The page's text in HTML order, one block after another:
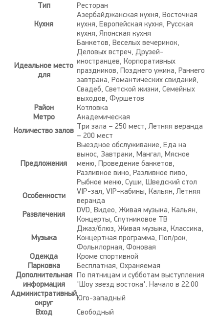
Тип
Ресторан
Кухня
Азербайджанская кухня, Восточная
кухня, Европейская кухня, Русская
кухня, Японская кухня
Идеальное место
для
Банкетов, Веселых вечеринок,
Деловых встреч, Друзей-
иностранцев, Корпоративных
праздников, Позднего ужина, Раннего
завтрака, Романтических свиданий,
Свадеб, Светской жизни, Семейных
выходов, Фуршетов
Район
Котловка
Метро
Академическая
Количество залов Три зала – 250 мест, Летняя веранда
– 200 мест
Предложения
Выездное обслуживание, Еда на
вынос, Завтраки, Мангал, Мясное
меню, Проведение банкетов,
Разливное вино, Разливное пиво,
Рыбное меню, Суши, Шведский стол
Особенности
VIP-зал, VIP-кабины, Кальян, Летняя
веранда
Развлечения
DVD, Видео, Живая музыка, Кальян,
Концерты, Спутниковое ТВ
Музыка
Джаз/блюз, Живая музыка, Классика,
Концертная программа, Поп/рок,
Фольклорная, Фоновая
Одежда
Кроме спортивной
Парковка
Бесплатная, Охраняемая
Дополнительная
информация
По пятницам и субботам выступления
'Шоу звезд востока'. Начало в 22.00
Административный
округ
Юго-западный
Вход
Свободный